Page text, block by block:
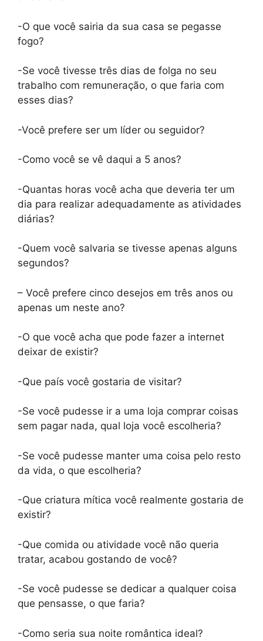
-O que você sairia da sua casa se pegasse
fogo?
-Se você tivesse três dias de folga no seu
trabalho com remuneração, o que faria com
esses dias?
-Você prefere ser um líder ou seguidor?
-Como você se vê daqui a 5 anos?
-Quantas horas você acha que deveria ter um
dia para realizar adequadamente as atividades
diárias?
-Quem você salvaria se tivesse apenas alguns
segundos?
– Você prefere cinco desejos em três anos ou
apenas um neste ano?
-O que você acha que pode fazer a internet
deixar de existir?
-Que país você gostaria de visitar?
-Se você pudesse ir a uma loja comprar coisas
sem pagar nada, qual loja você escolheria?
-Se você pudesse manter uma coisa pelo resto
da vida, o que escolheria?
-Que criatura mítica você realmente gostaria de
existir?
-Que comida ou atividade você não queria
tratar, acabou gostando de você?
-Se você pudesse se dedicar a qualquer coisa
que pensasse, o que faria?
-Como seria sua noite romântica ideal?